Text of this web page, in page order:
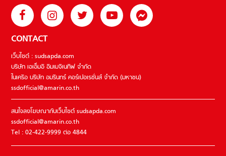
CONTACT
เว็บไซต์ : sudsapda.com
บริษัท เอเอ็มอี อิมเมจิเนทีฟ จำกัด
ในเครือ บริษัท อมรินทร์ คอร์เปอเรชั่นส์ จำกัด (มหาชน)
ssdofficial@amarin.co.th
สนใจลงโฆษณากับเว็บไซต์ sudsapda.com
ssdofficial@amarin.co.th
Tel : 02-422-9999 ต่อ 4844